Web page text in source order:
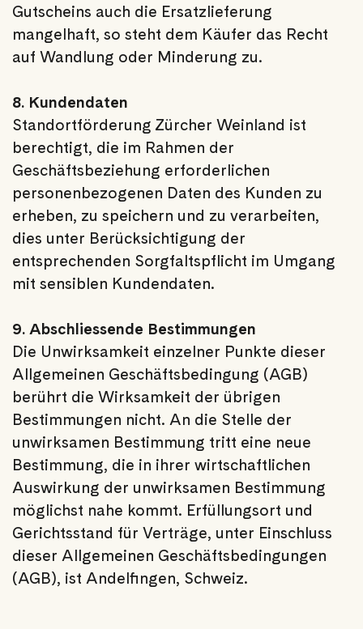
Gutscheins auch die Ersatzlieferung
mangelhaft, so steht dem Käufer das Recht
auf Wandlung oder Minderung zu.
8. Kundendaten
Standortförderung Zürcher Weinland ist
berechtigt, die im Rahmen der
Geschäftsbeziehung erforderlichen
personenbezogenen Daten des Kunden zu
erheben, zu speichern und zu verarbeiten,
dies unter Berücksichtigung der
entsprechenden Sorgfaltspflicht im Umgang
mit sensiblen Kundendaten.
9. Abschliessende Bestimmungen
Die Unwirksamkeit einzelner Punkte dieser
Allgemeinen Geschäftsbedingung (AGB)
berührt die Wirksamkeit der übrigen
Bestimmungen nicht. An die Stelle der
unwirksamen Bestimmung tritt eine neue
Bestimmung, die in ihrer wirtschaftlichen
Auswirkung der unwirksamen Bestimmung
möglichst nahe kommt. Erfüllungsort und
Gerichtsstand für Verträge, unter Einschluss
dieser Allgemeinen Geschäftsbedingungen
(AGB), ist Andelfingen, Schweiz.